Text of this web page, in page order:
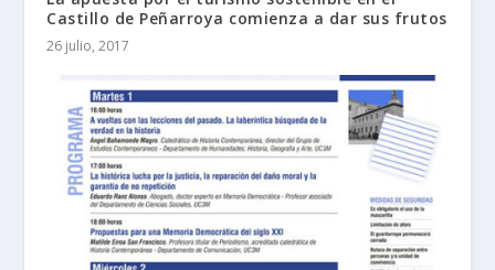
Castillo de Peñarroya comienza a dar sus frutos
26 julio, 2017